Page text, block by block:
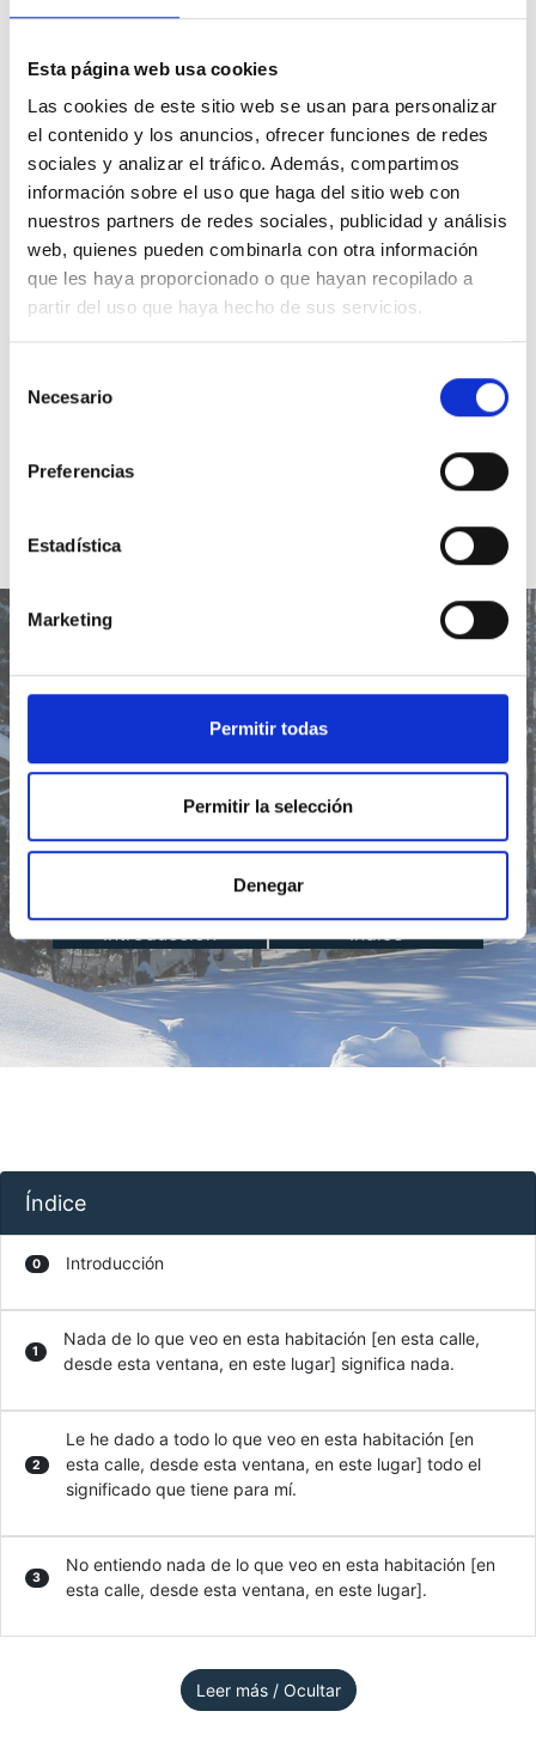
Esta página web usa cookies
Las cookies de este sitio web se usan para personalizar
el contenido y los anuncios, ofrecer funciones de redes
sociales y analizar el tráfico. Además, compartimos
información sobre el uso que haga del sitio web con
nuestros partners de redes sociales, publicidad y análisis
web, quienes pueden combinarla con otra información
que les haya proporcionado o que hayan recopilado a
partir del uso que haya hecho de sus servicios.
Necesario
Preferencias
Estadística
Marketing
Permitir todas
Permitir la selección
Denegar
en todas las sesiones de práctica seguirá siendo
proceso de selección es lo que hará que
finalmente tenga sentido para ti el hecho de que
no hay grados de dificultad en los milagros.
5. Además de las aplicaciones de la idea de hoy
“según lo dicte la necesidad”, se requieren por lo
menos tres sesiones de práctica, aunque el
tiempo requerido para las mismas podría
Lección del día
Ir
Introducción Índice
Índice
0 Introducción
1
Nada de lo que veo en esta habitación [en esta calle,
desde esta ventana, en este lugar] significa nada.
2
Le he dado a todo lo que veo en esta habitación [en
esta calle, desde esta ventana, en este lugar] todo el
significado que tiene para mí.
3
No entiendo nada de lo que veo en esta habitación [en
esta calle, desde esta ventana, en este lugar].
Leer más / Ocultar